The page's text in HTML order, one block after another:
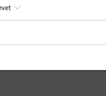
når du ankommer til
vigtigt, at du returnerer det,
en opkrævning for
ved Comwell Aarhus under